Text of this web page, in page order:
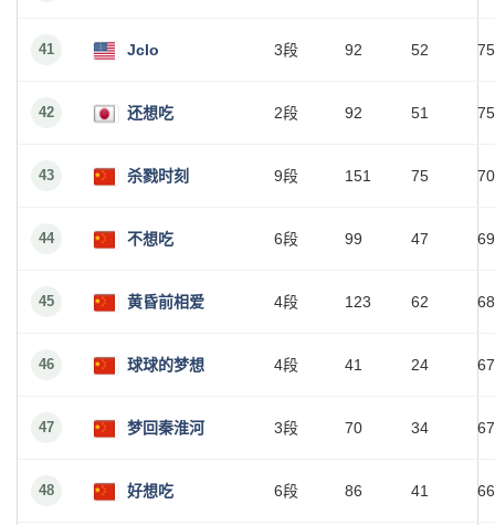
41 Jclo 3段 92 52
42 还想吃 2段 92 51
43 杀戮时刻 9段 151 75
44 不想吃 6段 99 47
45 黄昏前相爱 4段 123 62
46 球球的梦想 4段 41 24
47 梦回秦淮河 3段 70 34
48 好想吃 6段 86 41